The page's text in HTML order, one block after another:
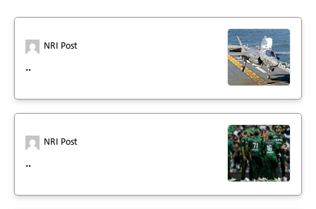
NRI Post
..
NRI Post
..